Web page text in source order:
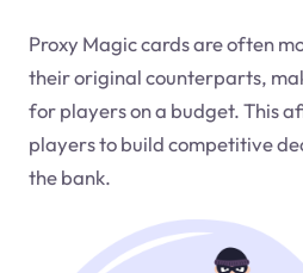
Proxy Magic cards are often
their original counterparts,
for players on a budget. This
players to build competitive
the bank.